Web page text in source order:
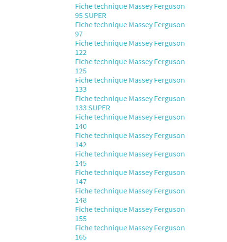
Fiche technique Massey Ferguson
95 SUPER
Fiche technique Massey Ferguson
97
Fiche technique Massey Ferguson
122
Fiche technique Massey Ferguson
125
Fiche technique Massey Ferguson
133
Fiche technique Massey Ferguson
133 SUPER
Fiche technique Massey Ferguson
140
Fiche technique Massey Ferguson
142
Fiche technique Massey Ferguson
145
Fiche technique Massey Ferguson
147
Fiche technique Massey Ferguson
148
Fiche technique Massey Ferguson
155
Fiche technique Massey Ferguson
165